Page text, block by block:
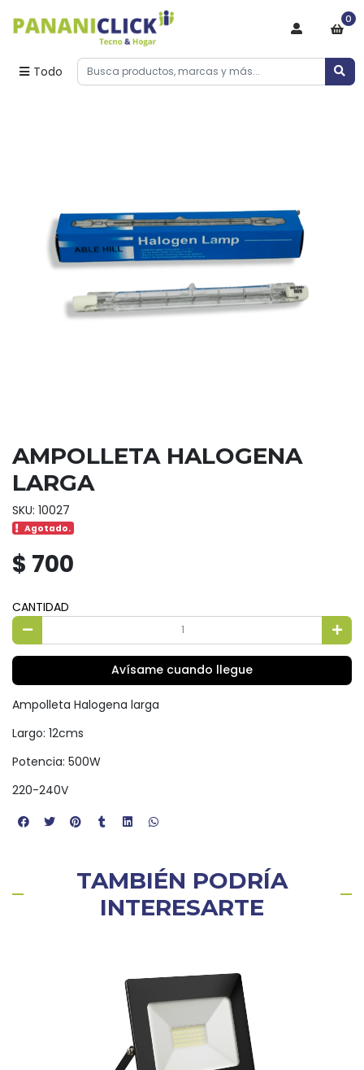
Todo
0
AMPOLLETA HALOGENA
LARGA
SKU: 10027
Agotado.
$ 700
CANTIDAD
Avísame cuando llegue
Ampolleta Halogena larga
Largo: 12cms
Potencia: 500W
220-240V
TAMBIÉN PODRÍA
INTERESARTE